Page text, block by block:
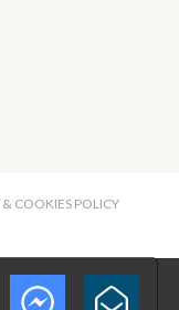
& COOKIES POLICY
alla privacy